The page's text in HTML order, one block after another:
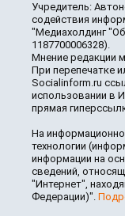
Учредитель:
содействия
"Медиахолдинг
1187700006328).
Мнение редакции
При перепечатке
Socialinform.ru
использовании в
прямая
На
технологии
информации на
сведений,
"Интернет",
Федерации)".